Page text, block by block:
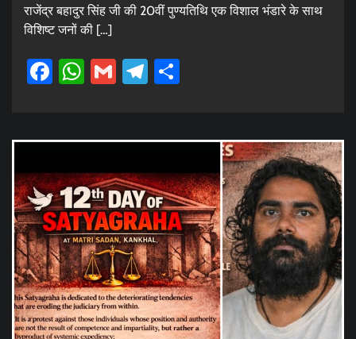
राजेंद्र बहादुर सिंह जी की 20वीं पुण्यतिथि एक विशाल भंडारे के साथ
विशिष्ट जनों की […]
Facebook
WhatsApp
GmailTelegram